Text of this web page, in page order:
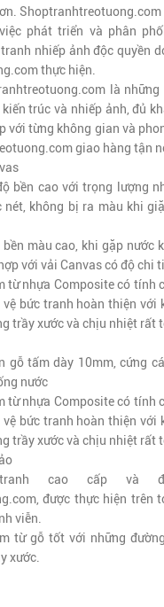
phát triển và phân
nhiếp ảnh độc quyền
thực hiện.
là những
trúc và nhiếp ảnh, đủ
với từng không gian và
giao hàng tận
bền cao với trọng lượng
nét, không bị ra màu khi
màu cao, khi gặp nước
với vải Canvas có độ chi
từ nhựa Composite có tính
bức tranh hoàn thiện với
trầy xước và chịu nhiệt rất
gỗ tấm dày 10mm, cứng
nước
từ nhựa Composite có tính
bức tranh hoàn thiện với
trầy xước và chịu nhiệt rất
cao cấp và
được thực hiện trên
viễn.
từ gỗ tốt với những
xước.